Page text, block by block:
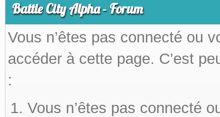
Battle City Alpha - Forum
Vous n’êtes pas connecté ou
accéder à cette page. C’est
:
Vous n’êtes pas connecté